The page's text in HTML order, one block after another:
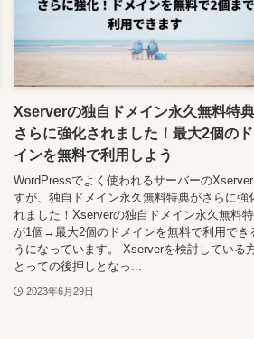
Xserverの独自ドメイン永久無料特
さらに強化されました！最大2個の
インを無料で利用しよう
WordPressでよく使われるサーバーの
すが、独自ドメイン永久無料特典がさらに強
れました！Xserverの独自ドメイン永久無料
が1個→最大2個のドメインを無料で利用でき
うになっています。 Xserverを検討している
とっての後押しとなっ...
2023年6月29日